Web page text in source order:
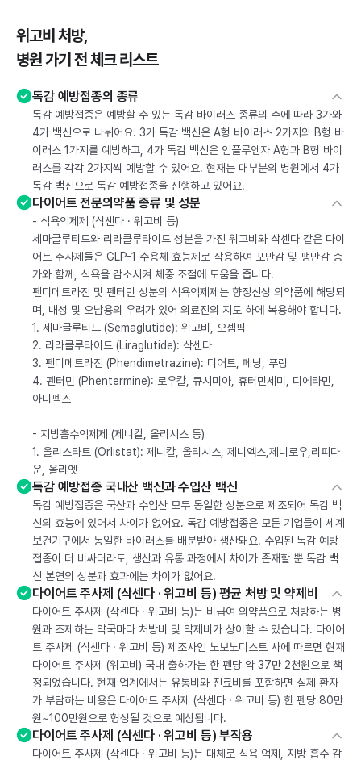
위고비 처방,
병원 가기 전 체크 리스트
독감 예방접종의 종류
독감 예방접종은 예방할 수 있는 독감 바이러스 종류의 수에 따라 3가와
4가 백신으로 나뉘어요. 3가 독감 백신은 A형 바이러스 2가지와 B형 바
이러스 1가지를 예방하고, 4가 독감 백신은 인플루엔자 A형과 B형 바이
러스를 각각 2가지씩 예방할 수 있어요. 현재는 대부분의 병원에서 4가
독감 백신으로 독감 예방접종을 진행하고 있어요.
다이어트 전문의약품 종류 및 성분
- 식욕억제제 (삭센다 · 위고비 등)
세마글루티드와 리라클루타이드 성분을 가진 위고비와 삭센다 같은 다이
어트 주사제들은 GLP-1 수용체 효능제로 작용하여 포만감 및 팽만감 증
가와 함께, 식욕을 감소시켜 체중 조절에 도움을 줍니다.
펜디메트라진 및 펜터민 성분의 식욕억제제는 향정신성 의약품에 해당되
며, 내성 및 오남용의 우려가 있어 의료진의 지도 하에 복용해야 합니다.
1. 세마글루티드 (Semaglutide): 위고비, 오젬픽
2. 리라클루타이드 (Liraglutide): 삭센다
3. 펜디메트라진 (Phendimetrazine): 디어트, 페닝, 푸링
4. 펜터민 (Phentermine): 로우칼, 큐시미아, 휴터민세미, 디에타민,
아디펙스
- 지방흡수억제제 (제니칼, 올리시스 등)
1. 올리스타트 (Orlistat): 제니칼, 올리시스, 제니엑스,제니로우,리피다
운, 올리엣
독감 예방접종 국내산 백신과 수입산 백신
독감 예방접종은 국산과 수입산 모두 동일한 성분으로 제조되어 독감 백
신의 효능에 있어서 차이가 없어요. 독감 예방접종은 모든 기업들이 세계
보건기구에서 동일한 바이러스를 배분받아 생산돼요. 수입된 독감 예방
접종이 더 비싸더라도, 생산과 유통 과정에서 차이가 존재할 뿐 독감 백
신 본연의 성분과 효과에는 차이가 없어요.
다이어트 주사제 (삭센다 · 위고비 등) 평균 처방 및 약제비
다이어트 주사제 (삭센다 · 위고비 등)는 비급여 의약품으로 처방하는 병
원과 조제하는 약국마다 처방비 및 약제비가 상이할 수 있습니다. 다이어
트 주사제 (삭센다 · 위고비 등) 제조사인 노보노디스트 사에 따르면 현재
다이어트 주사제 (위고비) 국내 출하가는 한 펜당 약 37만 2천원으로 책
정되었습니다. 현재 업계에서는 유통비와 진료비를 포함하면 실제 환자
가 부담하는 비용은 다이어트 주사제 (삭센다 · 위고비 등) 한 펜당 80만
원~100만원으로 형성될 것으로 예상됩니다.
다이어트 주사제 (삭센다 · 위고비 등) 부작용
다이어트 주사제 (삭센다 · 위고비 등)는 대체로 식욕 억제, 지방 흡수 감